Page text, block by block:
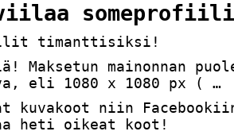
viilaa
timanttisiksi!
Maksetun mainonnan
eli 1080 x 1080 px ( …
kuvakoot niin
heti oikeat koot!